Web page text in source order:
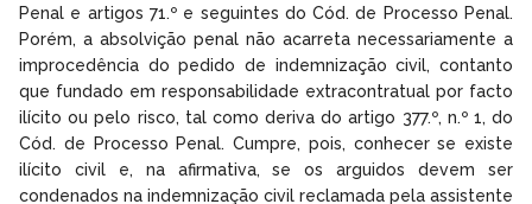
Penal e artigos 71.º e seguintes do Cód. de Processo Penal.
Porém, a absolvição penal não acarreta necessariamente a
improcedência do pedido de indemnização civil, contanto
que fundado em responsabilidade extracontratual por facto
ilícito ou pelo risco, tal como deriva do artigo 377.º, n.º 1, do
Cód. de Processo Penal. Cumpre, pois, conhecer se existe
ilícito civil e, na afirmativa, se os arguidos devem ser
condenados na indemnização civil reclamada pela assistente